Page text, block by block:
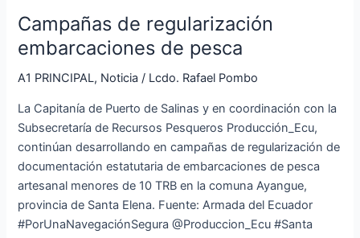
Campañas de regularización
embarcaciones de pesca
A1 PRINCIPAL, Noticia / Lcdo. Rafael Pombo
La Capitanía de Puerto de Salinas y en coordinación con la
Subsecretaría de Recursos Pesqueros Producción_Ecu,
continúan desarrollando en campañas de regularización de
documentación estatutaria de embarcaciones de pesca
artesanal menores de 10 TRB en la comuna Ayangue,
provincia de Santa Elena. Fuente: Armada del Ecuador
#PorUnaNavegaciónSegura @Produccion_Ecu #Santa
regularización
embarcaciones
de
pesca